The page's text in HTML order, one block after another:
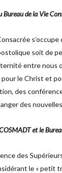
de la Vie
soit de
entre nous
le Christ et
des
des
et le
des
le « petit